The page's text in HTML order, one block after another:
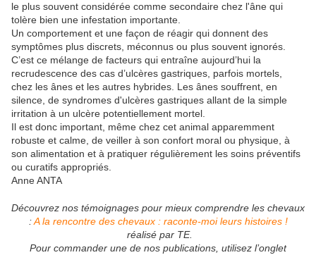
le plus souvent considérée comme secondaire chez l'âne qui
tolère bien une infestation importante.
Un comportement et une façon de réagir qui donnent des
symptômes plus discrets, méconnus ou plus souvent ignorés.
C’est ce mélange de facteurs qui entraîne aujourd’hui la
recrudescence des cas d’ulcères gastriques, parfois mortels,
chez les ânes et les autres hybrides. Les ânes souffrent, en
silence, de syndromes d'ulcères gastriques allant de la simple
irritation à un ulcère potentiellement mortel.
Il est donc important, même chez cet animal apparemment
robuste et calme, de veiller à son confort moral ou physique, à
son alimentation et à pratiquer régulièrement les soins préventifs
ou curatifs appropriés.
Anne ANTA
Découvrez nos témoignages pour mieux comprendre les chevaux
:A la rencontre des chevaux : raconte-moi leurs histoires !
réalisé par TE.
Pour commander une de nos publications, utilisez l’onglet